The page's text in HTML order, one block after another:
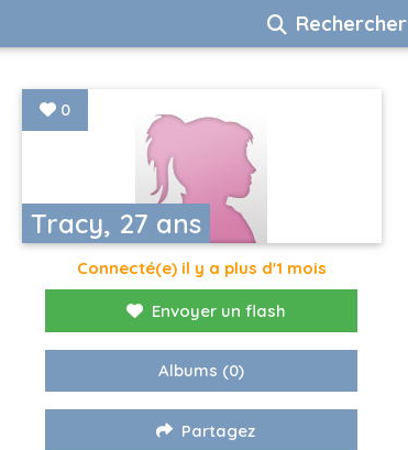
Rechercher
Tracy, 27 ans
0
Connecté(e) il y a plus d'1 mois
Envoyer un flash
Albums (0)
Partagez